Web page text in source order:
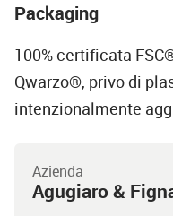
Packaging
100% certificata
Qwarzo®, privo di
intenzionalmente
Azienda
Agugiaro &